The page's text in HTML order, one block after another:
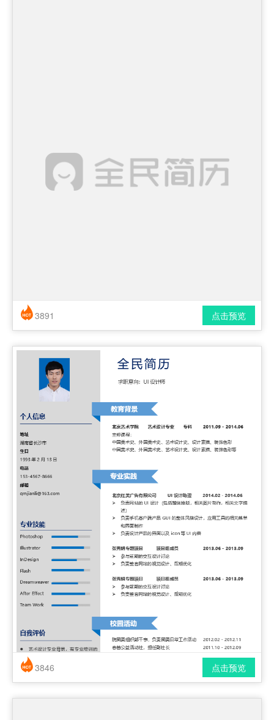
简历风格： 简洁 / 时尚 / 应届生
点击预览
3891
简历风格： 时尚 / 简洁 / 应届生
点击预览
3846